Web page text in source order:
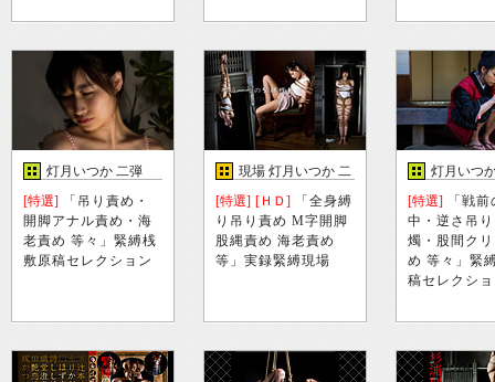
灯月いつか 二弾
[特選] 「吊り責め・
開脚アナル責め・海
老責め 等々」緊縛桟
敷原稿セレクション
現場 灯月いつか 二
弾
[特選] [ＨＤ] 「全身縛
り吊り責め M字開脚
股縄責め 海老責め
等」実録緊縛現場
灯月いつ
[特選] 「戦前
中・逆さ吊
燭・股間ク
め 等々」緊
稿セレクシ